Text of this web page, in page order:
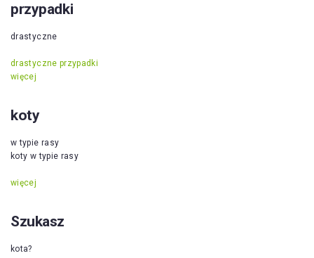
przypadki
drastyczne
drastyczne przypadki
więcej
koty
w typie rasy
koty w typie rasy
więcej
Szukasz
kota?